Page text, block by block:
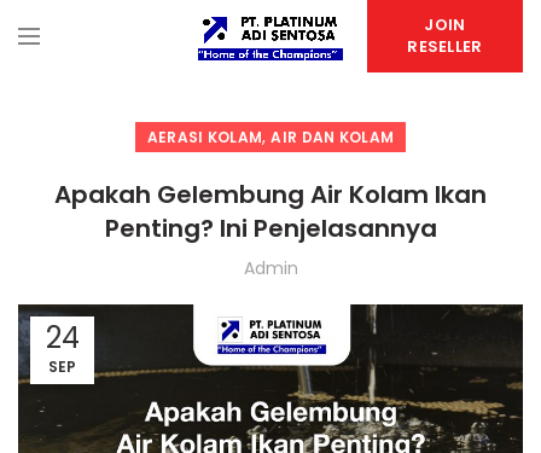
JOIN
RESELLER
AERASI KOLAM,AIR DAN KOLAM
Apakah Gelembung Air Kolam Ikan
Penting? Ini Penjelasannya
Admin
24
SEP